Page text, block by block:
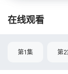
在线观看
第1集 第